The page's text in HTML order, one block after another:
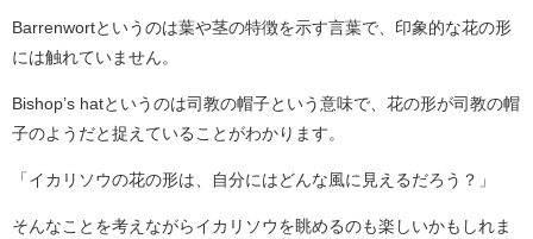
Barrenwortというのは葉や茎の特徴を示す言葉で、印象的な花の形
には触れていません。
Bishop’s hatというのは司教の帽子という意味で、花の形が司教の帽
子のようだと捉えていることがわかります。
「イカリソウの花の形は、自分にはどんな風に見えるだろう？」
そんなことを考えながらイカリソウを眺めるのも楽しいかもしれま